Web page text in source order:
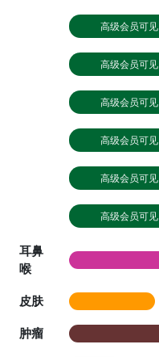
高级会员可见
高级会员可见
高级会员可见
高级会员可见
高级会员可见
高级会员可见
耳鼻
喉
皮肤
肿瘤